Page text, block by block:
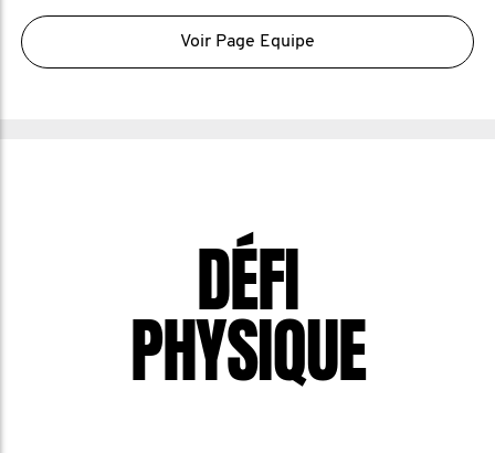
Voir Page Equipe
DÉFI
PHYSIQUE